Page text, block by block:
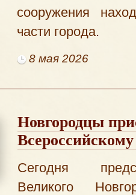
сооружения
части города.
8 мая 2026
Новгородцы
Сегодня
Великого